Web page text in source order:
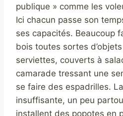
publique » comme les
Ici chacun passe son
ses capacités. Beaucoup
bois toutes sortes
serviettes, couverts à
camarade tressant une
se faire des espadrilles.
insuffisante, un peu
installent des popotes en